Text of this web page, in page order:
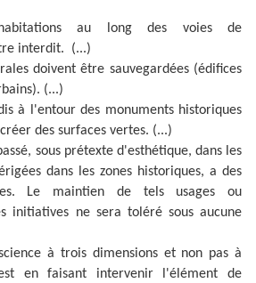
au long des voies de
interdit. (...)
doivent être sauvegardées (édifices
(...)
à l'entour des monuments historiques
des surfaces vertes. (...)
sous prétexte d'esthétique, dans les
dans les zones historiques, a des
Le maintien de tels usages ou
initiatives ne sera toléré sous aucune
à trois dimensions et non pas à
en faisant intervenir l'élément de